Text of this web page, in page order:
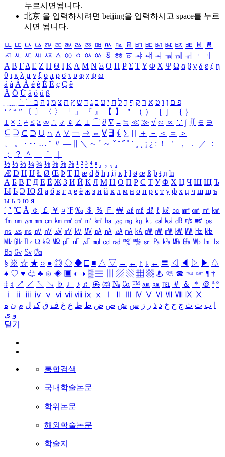
누르시면됩니다.
北京 을 입력하시려면 beijing을 입력하시고 space를 누르
시면 됩니다.
ㅥ ㅦ ㅧ ㅨ ㅩ ㅪ ㅫ ㅬ ㅭ ㅮ ㅯ ㅰ ㅱ ㅲ ㅳ ㅴ ㅵ ㅶ ㅷ ㅸ
ㅹ
ㅺ ㅻ ㅼ ㅽ ㅾ ㅿ ㆀ ㆁ ㆂ ㆃ ㆄ ㆅ ㆆ ㆇ ㆈ ㆉ ㆊ ㆋ ㆌ ㆍ
ㆎ
Α Β ΓΔ Ε Ζ Η Θ Ι ΚΛ Μ Ν Ξ Ο Π Ρ Σ ΤΥ Φ Χ Ψ Ω α β γ δ ε ζ η
θ ι κ λ μ ν ξ ο π ρ σ τ υ φ χ ψ ω
á à Á À é è É È ç Ç ê
Ä Ö Ü ä ö ü ß
ִֶֹ ֻּ ׁׂ פ ם ן ו ט א ר ק ף ך ל ח י ע כ ג ד ש ץ ת צ מ נ ה ב
‘ ’ “ ” 〔 〕 〈 〉 「 」 『 』 【 】 ＂ （ ） ［ ］ ｛ ｝
± × ÷ ≠ ≤ ≥ ∞ ∴ ♂ ♀ ∠ ⊥ ⌒ ∂ ∇ ≡ ≒ ≪ ≫ √ ∽ ∝ ∵ ∫ ∬ ∈ ∋
⊆ ⊇ ⊂ ⊃ ∪ ∩ ∧ ∨ ￢ ⇒ ⇔ ∀ ∃ ∮ ∑ ∏ ＋ － ＜ ＝
＞
、
。 · ‥ … ¨ 〃 ― ＼ ∼ ´ ～ ˇ ˘ ˝ ˚ ˙ ¸ ¡ ¿ ː ！ ＇ ， ． ／
：
；
？ ＾ ｀
½ ⅓ ⅔ ¼ ¾ ⅛ ⅜ ⅝ ⅞ ¹ ² ³ ⁴ ⁿ ₁ ₂ ₃ ₄
Æ Ð Ħ Ĳ Ł Ø Œ Þ Ŧ Ŋ æ đ ð ħ ı ĳ ĸ ŀ ł ø œ ß þ ŧ ŋ ŉ
А Б В Г Д Е Ё Ж З И Й К Л М Н О П Р С Т У Ф Х Ц Ч Ш Щ Ъ
Ы Ь Э Ю Я а б в г д е ё ж з и й к л м н о п р с т у ф х ц ч ш щ ъ
ы ь э ю я
′ ″ ℃ Å ￠ ￡ ￥ ¤ ℉ ‰ ＄ ％ Ｆ ￦ ㎕ ㎖ ㎗ ℓ ㎘ ㏄ ㎣ ㎤ ㎥ ㎦
㎙ ㎚ ㎛ ㎜ ㎝ ㎞ ㎟ ㎠ ㎡ ㎢ ㏊ ㎍ ㎎ ㎏ ㏏ ㎈ ㎉ ㏈ ㎧ ㎨ ㎰
㎱ ㎲ ㎳ ㎴ ㎵ ㎶ ㎷ ㎸ ㎹ ㎀ ㎁ ㎂ ㎃ ㎄ ㎺ ㎻ ㎽ ㎾ ㎿ ㎐ ㎑
㎒ ㎓ ㎔ Ω ㏀ ㏁ ㎊ ㎋ ㎌ ㏖ ㏅ ㎭ ㎮ ㎯ ㏛ ㎩ ㎪ ㎫ ㎬ ㏝ ㏐
㏓
㏃ ㏉ ㏜ ㏆
§ ※ ☆ ★ ○ ● ◎ ◇ ◆ □ ■ △ ▽ → ← ↑ ↓ ↔ 〓 ◁ ◀ ▷ ▶ ♤
♠ ♡ ♥ ♧ ♣ ⊙ ◈ ▣ ◐ ◑ ▒ ▤ ▨ ▧ ▦ ▩ ♨ ☏ ☎ ☜ ☞ ¶ †
‡ ↕ ↗ ↙ ↖ ↘ ♭ ♩ ♪ ♬ ㉿ ㈜ № ㏇ ™ ㏂ ㏘ ℡ ＃ ＆ ＊ ＠ ª º
ⅰ
ⅱ ⅲ ⅳ ⅴ ⅵ ⅶ ⅷ ⅸ ⅹ Ⅳ Ⅴ Ⅵ Ⅶ Ⅷ Ⅸ Ⅹ
ب ت ث ج ح خ د ذ ر ز س ش ص ض ط ظ ع غ ف ق ک ل م ن ه
و ی
닫기
통합검색
국내학술논문
학위논문
해외학술논문
학술지